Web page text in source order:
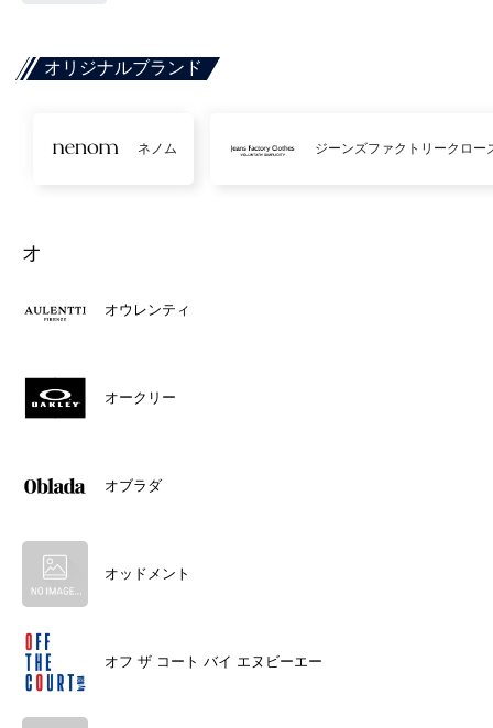
オリジナルブランド
ネノム ジーンズファクトリークロー
オ
オウレンティ
オークリー
オブラダ
オッドメント
オフ ザ コート バイ エヌビーエー